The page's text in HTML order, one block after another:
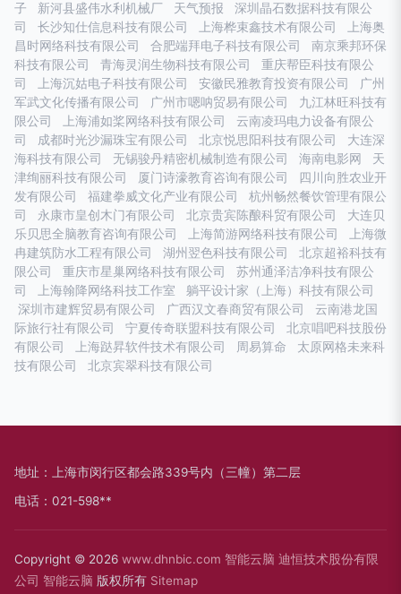
子
新河县盛伟水利机械厂 天气预报
深圳晶石数据科技有限公
司
长沙知仕信息科技有限公司 上海桦束鑫技术有限公司
上海奥
昌时网络科技有限公司
合肥端拜电子科技有限公司
南京乘邦环保
科技有限公司
青海灵润生物科技有限公司
重庆帮臣科技有限公
司
上海沉姑电子科技有限公司 安徽民雅教育投资有限公司
广州
军武文化传播有限公司
广州市嗯呐贸易有限公司
九江林旺科技有
限公司
上海浦如桨网络科技有限公司
云南凌玛电力设备有限公
司
成都时光沙漏珠宝有限公司 北京悦思阳科技有限公司
大连深
海科技有限公司
无锡骏丹精密机械制造有限公司 海南电影网
天
津绚丽科技有限公司
厦门诗濠教育咨询有限公司
四川向胜农业开
发有限公司
福建拳威文化产业有限公司
杭州畅然餐饮管理有限公
司
永康市皇创木门有限公司 北京贵宾陈酿科贸有限公司
大连贝
乐贝思全脑教育咨询有限公司
上海简游网络科技有限公司
上海微
冉建筑防水工程有限公司
湖州翌色科技有限公司
北京超裕科技有
限公司
重庆市星巢网络科技有限公司
苏州通泽洁净科技有限公
司
上海翰降网络科技工作室
躺平设计家（上海）科技有限公司
深圳市建辉贸易有限公司
广西汉文春商贸有限公司
云南港龙国
际旅行社有限公司
宁夏传奇联盟科技有限公司
北京唱吧科技股份
有限公司
上海跶昇软件技术有限公司 周易算命
太原网格未来科
技有限公司
北京宾翠科技有限公司
地址：上海市闵行区都会路339号内（三幢）第二层
电话：021-598**
Copyright © 2026 www.dhnbic.com 智能云脑 迪恒技术股份有限
公司 智能云脑 版权所有 Sitemap